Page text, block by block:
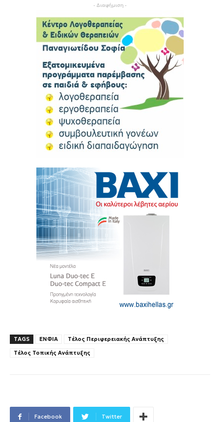
- Διαφήμιση -
TAGS ΕΝΦΙΑ
Τέλος Περιφερειακής Ανάπτυξης
Τέλος Τοπικής Ανάπτυξης
Facebook Twitter